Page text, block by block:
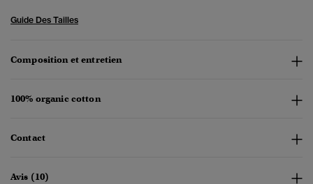
Guide Des Tailles
Composition et entretien
100% organic cotton
Contact
Avis (10)